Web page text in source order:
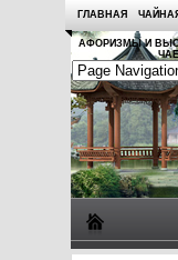
ГЛАВНАЯ
АФОРИЗМЫ И
ЧАЕ